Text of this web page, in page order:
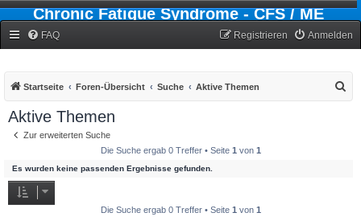
Chronic Fatigue Syndrome - CFS / ME
FAQ Anmelden
Registrieren
Startseite Foren-Übersicht Suche Aktive Themen
Aktive Themen
Zur erweiterten Suche
Die Suche ergab 0 Treffer • Seite 1 von 1
Es wurden keine passenden Ergebnisse gefunden.
Die Suche ergab 0 Treffer • Seite 1 von 1